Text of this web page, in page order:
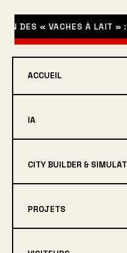
DES « VACHES À LAIT » :
ACCUEIL
IA
CITY BUILDER &
PROJETS